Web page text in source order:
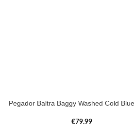
Pegador Baltra Baggy Washed Cold
€79.99